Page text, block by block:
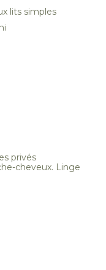
lits simples
privés
cheveux. Linge